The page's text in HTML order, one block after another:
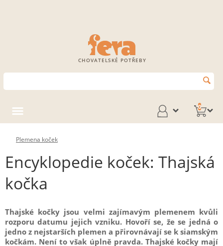
CHOVATELSKÉ POTŘEBY
0
Plemena koček
Encyklopedie koček: Thajská
kočka
Thajské kočky jsou velmi zajímavým plemenem kvůli
rozporu datumu jejich vzniku. Hovoří se, že se jedná o
jedno z nejstarších plemen a přirovnávají se k siamským
kočkám. Není to však úplně pravda. Thajské kočky mají